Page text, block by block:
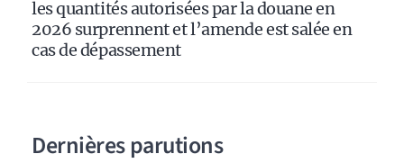
les quantités autorisées par la douane en
2026 surprennent et l’amende est salée en
cas de dépassement
Dernières parutions